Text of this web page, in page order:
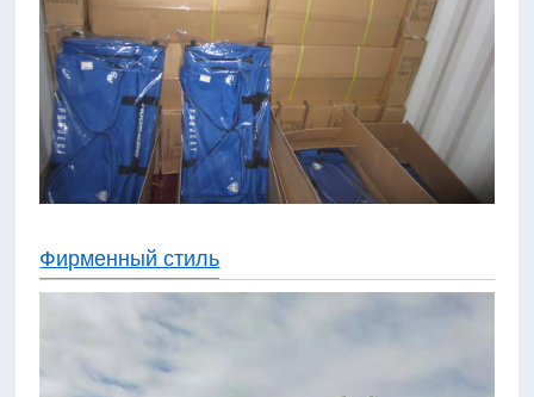
Фирменный стиль